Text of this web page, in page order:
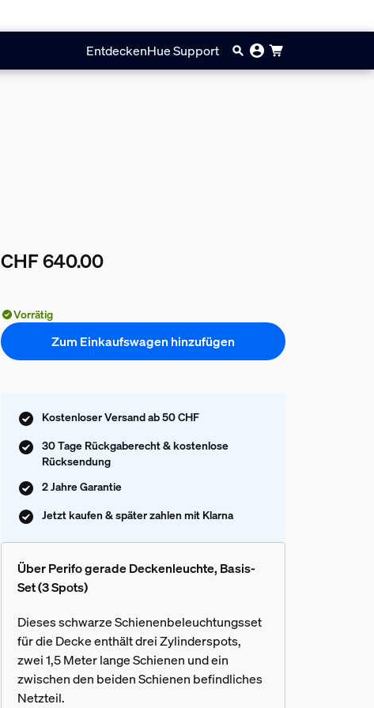
EntdeckenHue Support
CHF 640.00
Vorrätig
Zum Einkaufswagen hinzufügen
Kostenloser Versand ab 50 CHF
30 Tage Rückgaberecht & kostenlose
Rücksendung
2 Jahre Garantie
Jetzt kaufen & später zahlen mit Klarna
Über Perifo gerade Deckenleuchte, Basis-
Set (3 Spots)
Dieses schwarze Schienenbeleuchtungsset
für die Decke enthält drei Zylinderspots,
zwei 1,5 Meter lange Schienen und ein
zwischen den beiden Schienen befindliches
Netzteil.